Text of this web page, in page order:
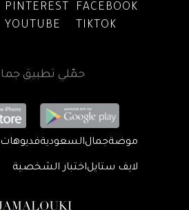
PINTEREST
FACEBOOK
YOUTUBE
TIKTOK
حمّلي تطبيق
موضةجمالالسعودية
لايف ستايلاختبار الشخصية